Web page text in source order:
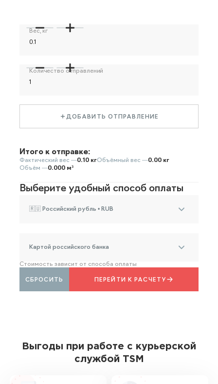
Вес, кг
Количество отправлений
ДОБАВИТЬ ОТПРАВЛЕНИЕ
Итого к отправке:
Фактический вес —0.10 кгОбъёмный вес —0.00 кг
Объём —0.000 м³
Выберите удобный способ оплаты
🇷🇺 Российский рубль • RUB
Картой российского банка
Стоимость зависит от способа оплаты
ПЕРЕЙТИ К РАСЧЕТУ
СБРОСИТЬ
Выгоды при работе с курьерской
службой TSM